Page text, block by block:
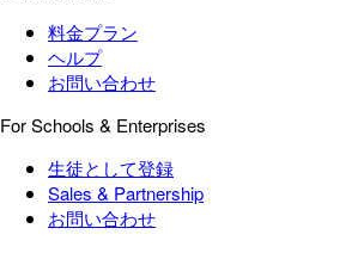
料金プラン
ヘルプ
お問い合わせ
For Schools & Enterprises
生徒として登録
Sales & Partnership
お問い合わせ